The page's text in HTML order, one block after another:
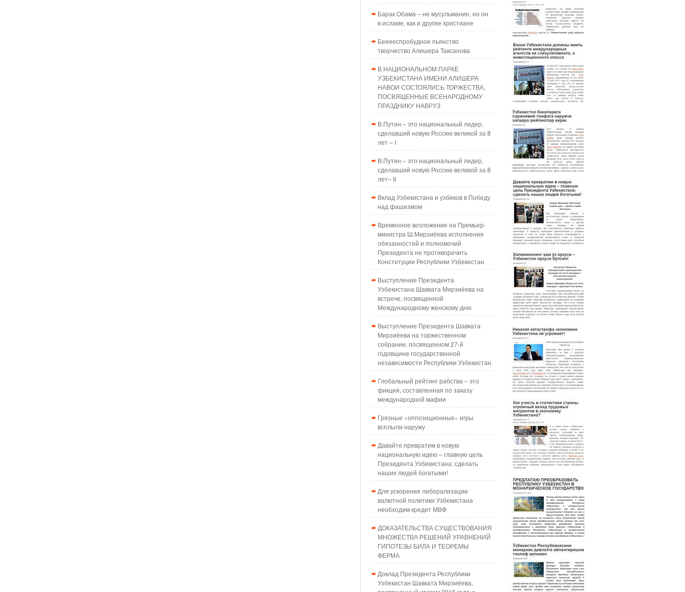
Барак Обама – не мусульманин, но он
в исламе, как и другие христиане
Бееееспробудное пьянство
творчество Алишера Таксанова
В НАЦИОНАЛЬНОМ ПАРКЕ
УЗБЕКИСТАНА ИМЕНИ АЛИШЕРА
НАВОИ СОСТОЯЛИСЬ ТОРЖЕСТВА,
ПОСВЯЩЕННЫЕ ВСЕНАРОДНОМУ
ПРАЗДНИКУ НАВРУЗ
В.Путин – это национальный лидер,
сделавший новую Россию великой за 8
лет – I
В.Путин – это национальный лидер,
сделавший новую Россию великой за 8
лет– II
Вклад Узбекистана и узбеков в Победу
над фашизмом
Временное возложение на Премьер-
министра Ш.Мирзиёева исполнения
обязанностей и полномочий
Президента не противоречить
Конституции Республики Узбекистан
Выступление Президента
Узбекистана Шавката Мирзиёева на
встрече, посвященной
Международному женскому дню
Выступление Президента Шавката
Мирзиёева на торжественном
собрании, посвященном 27-й
годовщине государственной
независимости Республики Узбекистан
Глобальный рейтинг рабства – это
фикция, составленная по заказу
международной мафии
Грязные «оппозиционные» игры
всплыли наружу
Давайте превратим в новую
национальную идею – главную цель
Президента Узбекистана: сделать
наших людей богатыми!
Для ускорения либерализации
валютной политики Узбекистана
необходим кредит МВФ
ДОКАЗАТЕЛЬСТВА СУЩЕСТВОВАНИЯ
МНОЖЕСТВА РЕШЕНИЙ УРАВНЕНИЙ
ГИПОТЕЗЫ БИЛА И ТЕОРЕМЫ
ФЕРМА
Доклад Президента Республики
Узбекистан Шавката Мирзиёева,